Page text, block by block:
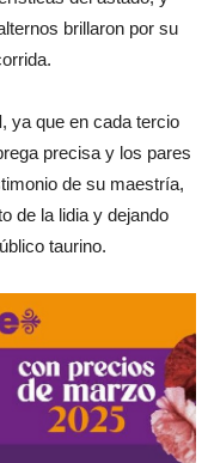
brillaron por su
, ya que en cada tercio
precisa y los pares
de su maestría,
de la lidia y dejando
taurino.